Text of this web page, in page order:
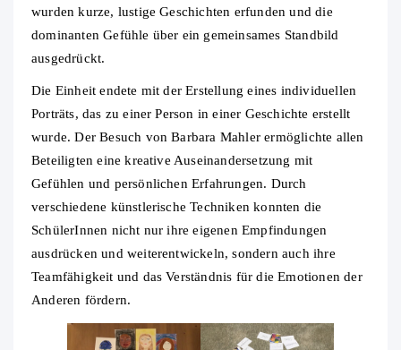
wurden kurze, lustige Geschichten erfunden und die
dominanten Gefühle über ein gemeinsames Standbild
ausgedrückt.
Die Einheit endete mit der Erstellung eines individuellen
Porträts, das zu einer Person in einer Geschichte erstellt
wurde. Der Besuch von Barbara Mahler ermöglichte allen
Beteiligten eine kreative Auseinandersetzung mit
Gefühlen und persönlichen Erfahrungen. Durch
verschiedene künstlerische Techniken konnten die
SchülerInnen nicht nur ihre eigenen Empfindungen
ausdrücken und weiterentwickeln, sondern auch ihre
Teamfähigkeit und das Verständnis für die Emotionen der
Anderen fördern.